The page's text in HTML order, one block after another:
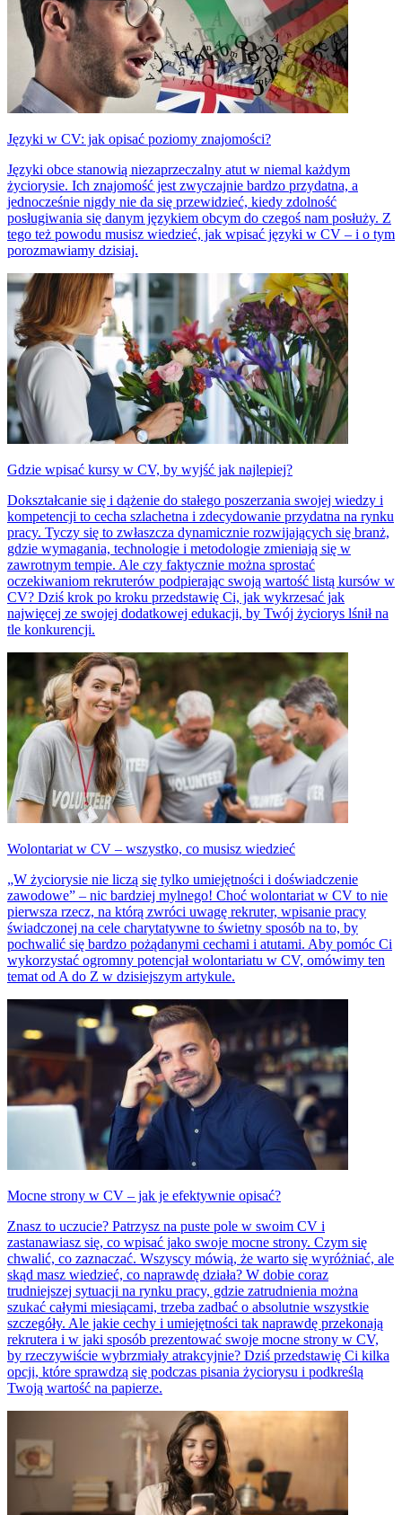
Języki w CV: jak opisać poziomy znajomości?
Języki obce stanowią niezaprzeczalny atut w niemal każdym
życiorysie. Ich znajomość jest zwyczajnie bardzo przydatna, a
jednocześnie nigdy nie da się przewidzieć, kiedy zdolność
posługiwania się danym językiem obcym do czegoś nam posłuży. Z
tego też powodu musisz wiedzieć, jak wpisać języki w CV – i o tym
porozmawiamy dzisiaj.
Gdzie wpisać kursy w CV, by wyjść jak najlepiej?
Dokształcanie się i dążenie do stałego poszerzania swojej wiedzy i
kompetencji to cecha szlachetna i zdecydowanie przydatna na rynku
pracy. Tyczy się to zwłaszcza dynamicznie rozwijających się branż,
gdzie wymagania, technologie i metodologie zmieniają się w
zawrotnym tempie. Ale czy faktycznie można sprostać
oczekiwaniom rekruterów podpierając swoją wartość listą kursów w
CV? Dziś krok po kroku przedstawię Ci, jak wykrzesać jak
najwięcej ze swojej dodatkowej edukacji, by Twój życiorys lśnił na
tle konkurencji.
Wolontariat w CV – wszystko, co musisz wiedzieć
„W życiorysie nie liczą się tylko umiejętności i doświadczenie
zawodowe” – nic bardziej mylnego! Choć wolontariat w CV to nie
pierwsza rzecz, na którą zwróci uwagę rekruter, wpisanie pracy
świadczonej na cele charytatywne to świetny sposób na to, by
pochwalić się bardzo pożądanymi cechami i atutami. Aby pomóc Ci
wykorzystać ogromny potencjał wolontariatu w CV, omówimy ten
temat od A do Z w dzisiejszym artykule.
Mocne strony w CV – jak je efektywnie opisać?
Znasz to uczucie? Patrzysz na puste pole w swoim CV i
zastanawiasz się, co wpisać jako swoje mocne strony. Czym się
chwalić, co zaznaczać. Wszyscy mówią, że warto się wyróżniać, ale
skąd masz wiedzieć, co naprawdę działa? W dobie coraz
trudniejszej sytuacji na rynku pracy, gdzie zatrudnienia można
szukać całymi miesiącami, trzeba zadbać o absolutnie wszystkie
szczegóły. Ale jakie cechy i umiejętności tak naprawdę przekonają
rekrutera i w jaki sposób prezentować swoje mocne strony w CV,
by rzeczywiście wybrzmiały atrakcyjnie? Dziś przedstawię Ci kilka
opcji, które sprawdzą się podczas pisania życiorysu i podkreślą
Twoją wartość na papierze.